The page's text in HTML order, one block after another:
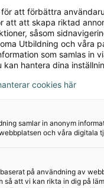
115 kr
Robin
att förbättra
att att skapa riktad
såsom
Utbildning och våra
som samlas in
hantera dina
cookies här
samlar in anonym
och våra digitala
på användning av
så att vi kan rikta in dig på